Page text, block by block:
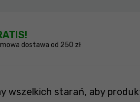
dostawa od 250 zł
wszelkich starań, aby